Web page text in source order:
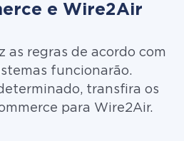
e Wire2Air
as regras de acordo com
funcionarão.
transfira os
para Wire2Air.